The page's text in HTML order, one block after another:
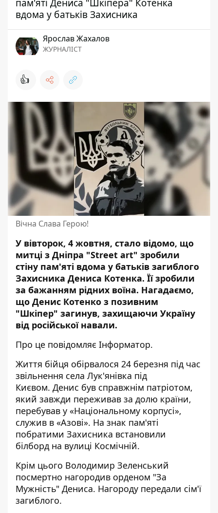
пам'яті Дениса "Шкіпера" Котенка
вдома у батьків Захисника
Ярослав Жахалов
ЖУРНАЛІСТ
👍
Вічна Слава Герою!
У вівторок, 4 жовтня, стало відомо, що
митці з Дніпра "Street art" зробили
стіну пам'яті вдома у батьків загиблого
Захисника Дениса Котенка. Її зробили
за бажанням рідних воїна. Нагадаємо,
що Денис Котенко з позивним
"Шкіпер" загинув, захищаючи Україну
від російської навали.
Про це повідомляє Інформатор.
Життя бійця обірвалося 24 березня під час
звільнення села Лук'янівка під
Києвом. Денис був справжнім патріотом,
який завжди переживав за долю країни,
перебував у «Національному корпусі»,
служив в «Азові». На знак пам'яті
побратими Захисника встановили
білборд на вулиці Космічній.
Крім цього Володимир Зеленський
посмертно нагородив орденом "За
Мужність" Дениса. Нагороду передали сім'ї
загиблого.